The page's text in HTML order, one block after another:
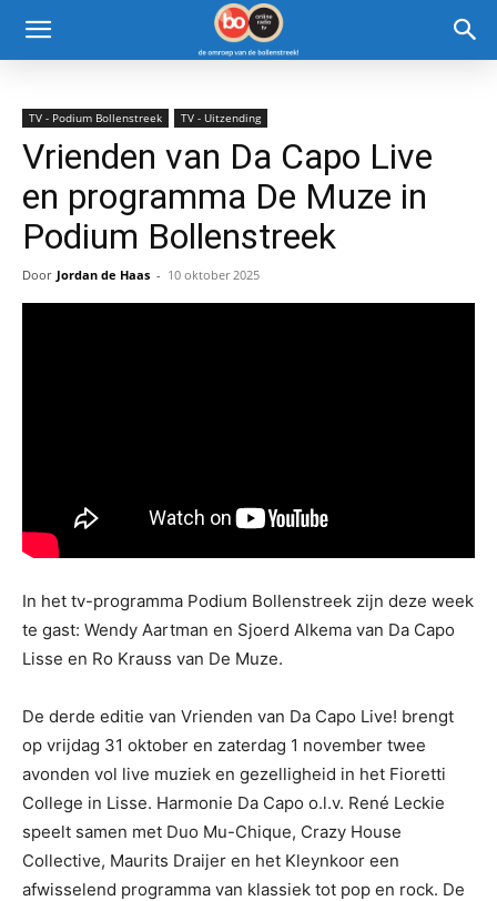
TV - Podium Bollenstreek TV - Uitzending
Vrienden van Da Capo Live
en programma De Muze in
Podium Bollenstreek
Door Jordan de Haas - 10 oktober 2025
In het tv-programma Podium Bollenstreek zijn deze week
te gast: Wendy Aartman en Sjoerd Alkema van Da Capo
Lisse en Ro Krauss van De Muze.
De derde editie van Vrienden van Da Capo Live! brengt
op vrijdag 31 oktober en zaterdag 1 november twee
avonden vol live muziek en gezelligheid in het Fioretti
College in Lisse. Harmonie Da Capo o.l.v. René Leckie
speelt samen met Duo Mu-Chique, Crazy House
Collective, Maurits Draijer en het Kleynkoor een
afwisselend programma van klassiek tot pop en rock. De